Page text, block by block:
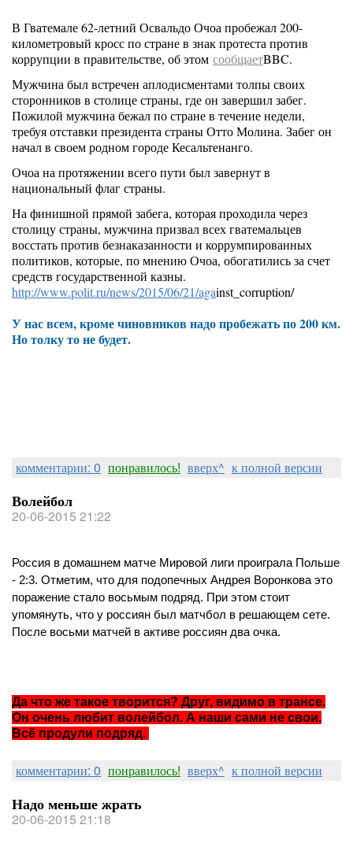
В Гватемале 62-летний Освальдо Очоа пробежал 200-
километровый кросс по стране в знак протеста против
коррупции в правительстве, об этом сообщаетBBC.
Мужчина был встречен аплодисментами толпы своих
сторонников в столице страны, где он завершил забег.
Пожилой мужчина бежал по стране в течение недели,
требуя отставки президента страны Отто Молина. Забег он
начал в своем родном городе Кесальтенанго.
Очоа на протяжении всего пути был завернут в
национальный флаг страны.
На финишной прямой забега, которая проходила через
столицу страны, мужчина призвал всех гватемальцев
восстать против безнаказанности и коррумпированных
политиков, которые, по мнению Очоа, обогатились за счет
средств государственной казны.
http://www.polit.ru/news/2015/06/21/against_corruption/
У нас всем, кроме чиновников надо пробежать по 200 км.
Но толку то не будет.
комментарии: 0 понравилось! вверх^ к полной версии
Волейбол
20-06-2015 21:22
Россия в домашнем матче Мировой лиги проиграла Польше
- 2:3. Отметим, что для подопечных Андрея Воронкова это
поражение стало восьмым подряд. При этом стоит
упомянуть, что у россиян был матчбол в решающем сете.
После восьми матчей в активе россиян два очка.
Да что же такое творится? Друг, видимо в трансе.
Он очень любит волейбол. А наши сами не свои.
Всё продули подряд.
комментарии: 0 понравилось! вверх^ к полной версии
Надо меньше жрать
20-06-2015 21:18